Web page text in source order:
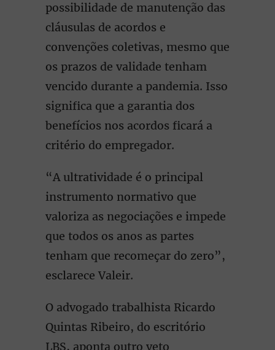
possibilidade de manutenção das
cláusulas de acordos e
convenções coletivas, mesmo que
os prazos de validade tenham
vencido durante a pandemia. Isso
significa que a garantia dos
benefícios nos acordos ficará a
critério do empregador.
“A ultratividade é o principal
instrumento normativo que
valoriza as negociações e impede
que todos os anos as partes
tenham que recomeçar do zero”,
esclarece Valeir.
O advogado trabalhista Ricardo
Quintas Ribeiro, do escritório
LBS, aponta outro veto